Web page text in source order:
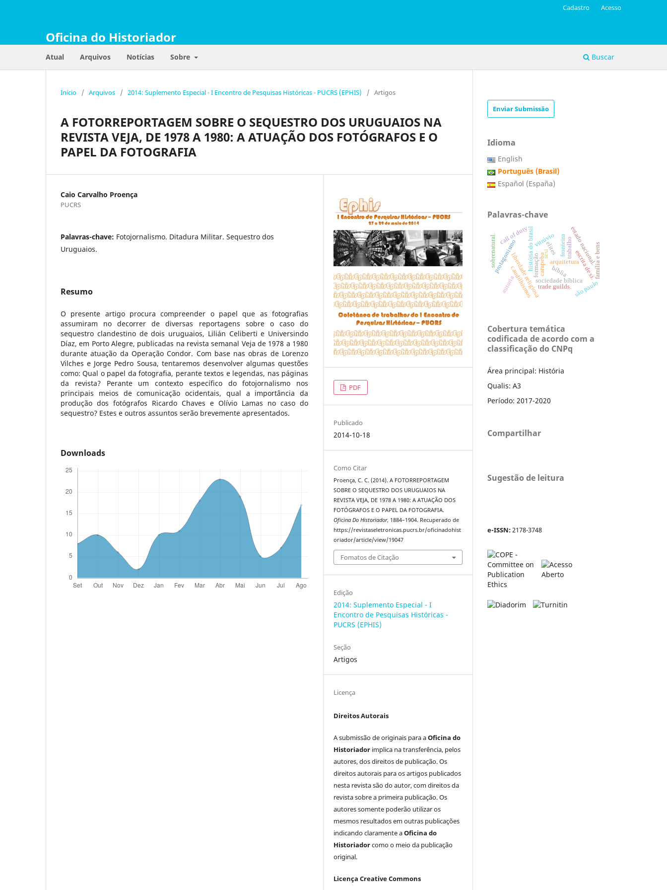
Oficina do Historiador
Atual Arquivos Notícias Sobre Buscar
Cadastro Acesso
Início / Arquivos / 2014: Suplemento Especial - I Encontro de Pesquisas Históricas - PUCRS (EPHIS) / Artigos
A FOTORREPORTAGEM SOBRE O SEQUESTRO DOS URUGUAIOS NA
REVISTA VEJA, DE 1978 A 1980: A ATUAÇÃO DOS FOTÓGRAFOS E O
PAPEL DA FOTOGRAFIA
Caio Carvalho Proença
PUCRS
Palavras-chave: Fotojornalismo. Ditadura Militar. Sequestro dos
Uruguaios.
Resumo
O presente artigo procura compreender o papel que as fotografias
assumiram no decorrer de diversas reportagens sobre o caso do
sequestro clandestino de dois uruguaios, Lilián Celiberti e Universindo
Díaz, em Porto Alegre, publicadas na revista semanal Veja de 1978 a 1980
durante atuação da Operação Condor. Com base nas obras de Lorenzo
Vilches e Jorge Pedro Sousa, tentaremos desenvolver algumas questões
como: Qual o papel da fotografia, perante textos e legendas, nas páginas
da revista? Perante um contexto específico do fotojornalismo nos
principais meios de comunicação ocidentais, qual a importância da
produção dos fotógrafos Ricardo Chaves e Olívio Lamas no caso do
sequestro? Estes e outros assuntos serão brevemente apresentados.
Downloads
PDF
Publicado
2014-10-18
Como Citar
Proença, C. C. (2014). A FOTORREPORTAGEM
SOBRE O SEQUESTRO DOS URUGUAIOS NA
REVISTA VEJA, DE 1978 A 1980: A ATUAÇÃO DOS
FOTÓGRAFOS E O PAPEL DA FOTOGRAFIA.
Oficina Do Historiador, 1884–1904. Recuperado de
https://revistaseletronicas.pucrs.br/oficinadohist
oriador/article/view/19047
Fomatos de Citação
Edição
2014: Suplemento Especial - I
Encontro de Pesquisas Históricas -
PUCRS (EPHIS)
Seção
Artigos
Licença
Direitos Autorais
A submissão de originais para aOficina do
Historiador implica na transferência, pelos
autores, dos direitos de publicação. Os
direitos autorais para os artigos publicados
nesta revista são do autor, com direitos da
revista sobre a primeira publicação. Os
autores somente poderão utilizar os
mesmos resultados em outras publicações
indicando claramente aOficina do
Historiadorcomo o meio da publicação
original.
Licença Creative Commons
Enviar Submissão
Idioma
English
Português (Brasil)
Español (España)
Palavras-chave
história do brasil elites
bíblia
liberdade religiosasociedade bíblica
arquitetura
vitrúvio
escrita de si.
caudilhismos
fronteiraestado nacional.
carapeba
protagonismo
autoria
call of duty
sobrenatural.
são paulo
sesi trabalho
trade guilds.
família e bens
formação
Cobertura temática
codificada de acordo com a
classificação do CNPq
Área principal: História
Qualis: A3
Período: 2017-2020
Compartilhar
Sugestão de leitura
e-ISSN:2178-3748